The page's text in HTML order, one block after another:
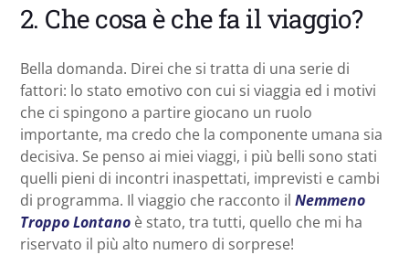
2. Che cosa è che fa il viaggio?
Bella domanda. Direi che si tratta di una serie di
fattori: lo stato emotivo con cui si viaggia ed i motivi
che ci spingono a partire giocano un ruolo
importante, ma credo che la componente umana sia
decisiva. Se penso ai miei viaggi, i più belli sono stati
quelli pieni di incontri inaspettati, imprevisti e cambi
di programma. Il viaggio che racconto il Nemmeno
Troppo Lontano è stato, tra tutti, quello che mi ha
riservato il più alto numero di sorprese!